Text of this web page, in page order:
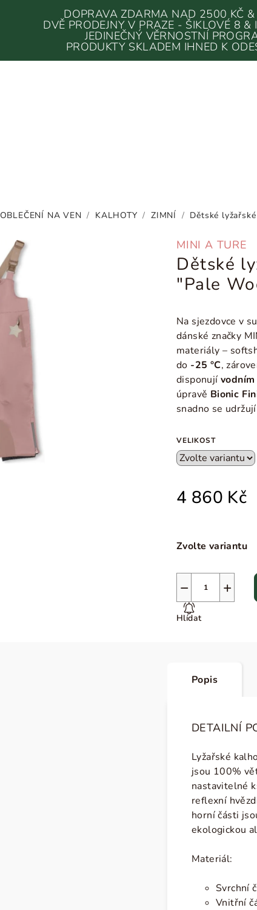
DOPRAVA ZDARMA NAD 2500 KČ
DVĚ PRODEJNY V PRAZE - ŠIKLOVÉ 8 &
JEDINEČNÝ VĚRNOSTNÍ
PRODUKTY SKLADEM IHNED K
OBLEČENÍ NA VEN / KALHOTY / ZIMNÍ / Dětské
MINI A TURE
Dětské
"Pale
Na sjezdovce v
dánské značky
materiály–
do -25 °C,
disponují
úpravě Bionic
snadno se
VELIKOST
4 860 Kč
Zvolte variantu
+
−
Hlídat
Popis
DETAILNÍ
Lyžařské
jsou 100%
nastavitelné
reflexní
horní části
ekologickou
Materiál:
Svrchní
Vnitřní